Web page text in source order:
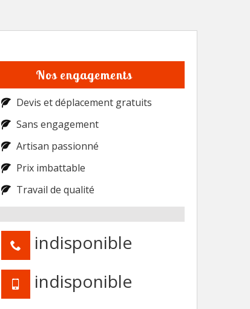
Nos engagements
Devis et déplacement gratuits
Sans engagement
Artisan passionné
Prix imbattable
Travail de qualité
indisponible
indisponible